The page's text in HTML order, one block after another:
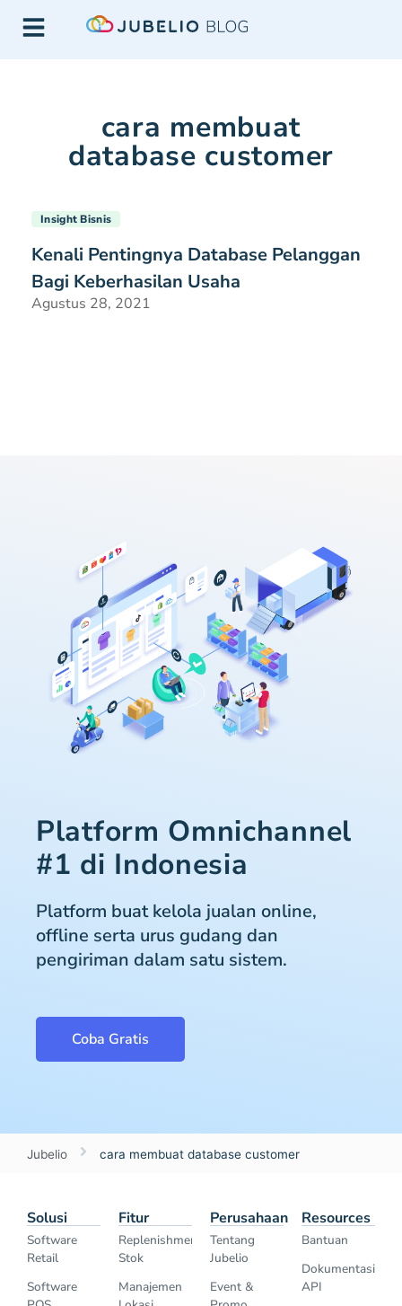
cara membuat
database customer
Insight Bisnis
Kenali Pentingnya Database Pelanggan
Bagi Keberhasilan Usaha
Agustus 28, 2021
Platform Omnichannel
#1 di Indonesia
Platform buat kelola jualan online,
offline serta urus gudang dan
pengiriman dalam satu sistem.
Coba Gratis
Jubelio cara membuat database customer
Solusi
Software
Retail
Software
Fitur
Replenishment
Stok
Manajemen
Perusahaan
Tentang
Jubelio
Event &
Resources
Bantuan
Dokumentasi
API